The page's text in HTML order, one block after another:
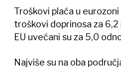
Troškovi plaća u
troškovi doprinosa za
EU uvećani su za 5,0
Najviše su na oba